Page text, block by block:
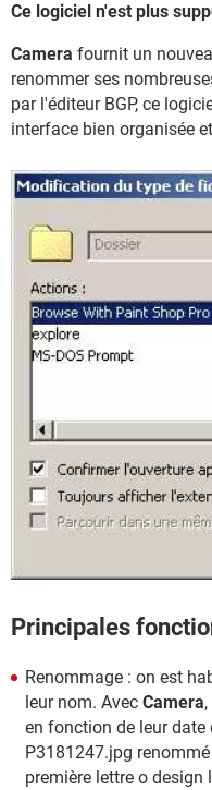
Ce logiciel n'est plus
Camera fournit un
renommer ses
par l'éditeur BGP, ce
interface bien organisée
Principales
Renommage : on est
leur nom. Avec Camera
en fonction de leur date
P3181247.jpg
première lettre o